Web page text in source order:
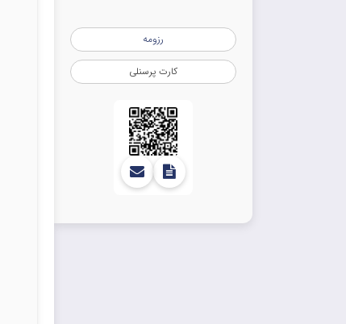
رزومه
کارت پرسنلی